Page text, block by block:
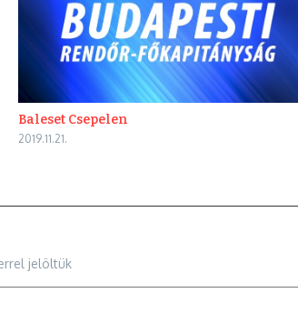
Baleset Csepelen
2019.11.21.
jelöltük